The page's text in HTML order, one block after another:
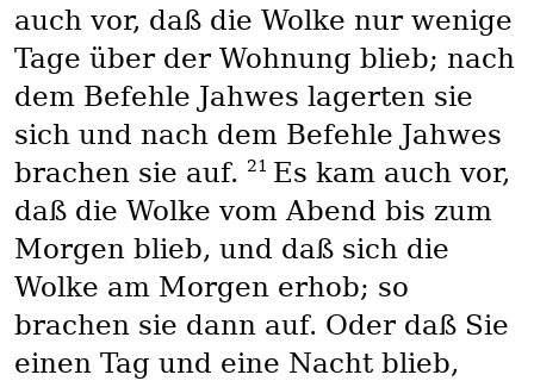
auch vor, daß die Wolke nur wenige
Tage über der Wohnung blieb; nach
dem Befehle Jahwes lagerten sie
sich und nach dem Befehle Jahwes
brachen sie auf. 21 Es kam auch vor,
daß die Wolke vom Abend bis zum
Morgen blieb, und daß sich die
Wolke am Morgen erhob; so
brachen sie dann auf. Oder daß Sie
einen Tag und eine Nacht blieb,